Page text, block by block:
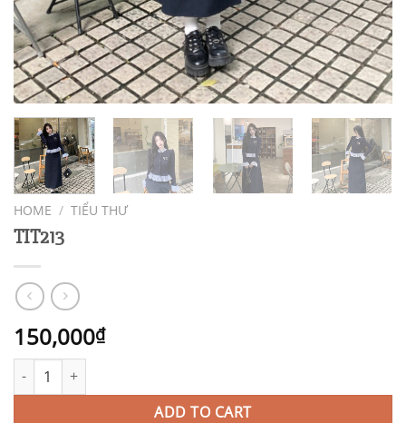
HOME / TIỂU THƯ
TIT213
150,000₫
TIT213 quantity
ADD TO CART